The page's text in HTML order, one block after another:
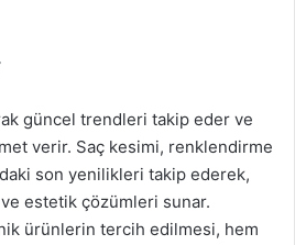
güncel trendleri takip eder ve
verir. Saç kesimi, renklendirme
son yenilikleri takip ederek,
estetik çözümleri sunar.
ürünlerin tercih edilmesi, hem